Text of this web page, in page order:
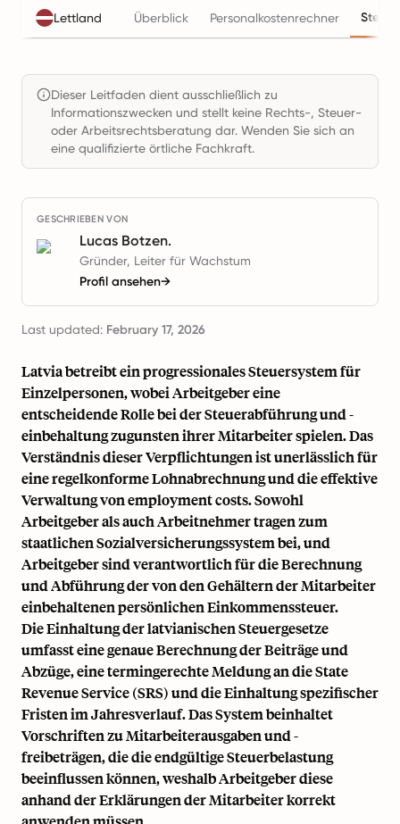
Lettland Überblick Personalkostenrechner
Dieser Leitfaden dient ausschließlich zu
Informationszwecken und stellt keine Rechts-, Steuer-
oder Arbeitsrechtsberatung dar. Wenden Sie sich an
eine qualifizierte örtliche Fachkraft.
GESCHRIEBEN VON
Lucas Botzen.
Gründer, Leiter für Wachstum
Profil ansehen→
Last updated: February 17, 2026
Latvia betreibt ein progressionales Steuersystem für
Einzelpersonen, wobei Arbeitgeber eine
entscheidende Rolle bei der Steuerabführung und -
einbehaltung zugunsten ihrer Mitarbeiter spielen. Das
Verständnis dieser Verpflichtungen ist unerlässlich für
eine regelkonforme Lohnabrechnung und die effektive
Verwaltung vonemployment costs. Sowohl
Arbeitgeber als auch Arbeitnehmer tragen zum
staatlichen Sozialversicherungssystem bei, und
Arbeitgeber sind verantwortlich für die Berechnung
und Abführung der von den Gehältern der Mitarbeiter
einbehaltenen persönlichen Einkommenssteuer.
Die Einhaltung der latvianischen Steuergesetze
umfasst eine genaue Berechnung der Beiträge und
Abzüge, eine termingerechte Meldung an die State
Revenue Service (SRS) und die Einhaltung spezifischer
Fristen im Jahresverlauf. Das System beinhaltet
Vorschriften zu Mitarbeiterausgaben und -
freibeträgen, die die endgültige Steuerbelastung
beeinflussen können, weshalb Arbeitgeber diese
anhand der Erklärungen der Mitarbeiter korrekt